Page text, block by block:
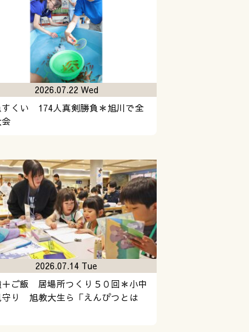
すくい 174人真剣勝負＊旭川で全
2026.07.22 Wed
＋ご飯 居場所つくり５０回＊小中
守り 旭教大生ら「えんぴつとは
2026.07.14 Tue